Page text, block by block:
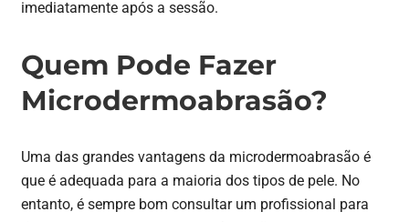
imediatamente após a sessão.
Quem Pode Fazer
Microdermoabrasão?
Uma das grandes vantagens da microdermoabrasão é
que é adequada para a maioria dos tipos de pele. No
entanto, é sempre bom consultar um profissional para